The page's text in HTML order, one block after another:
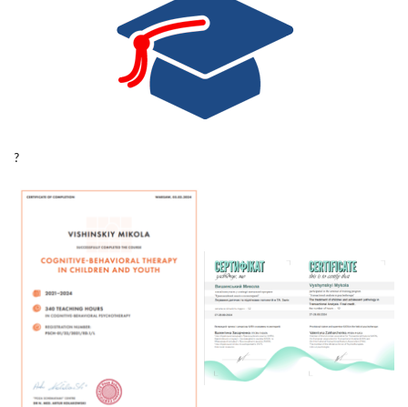
?